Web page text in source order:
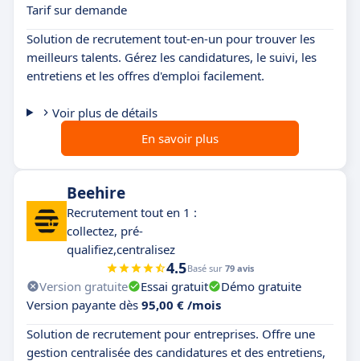
Tarif sur demande
Solution de recrutement tout-en-un pour trouver les
meilleurs talents. Gérez les candidatures, le suivi, les
entretiens et les offres d'emploi facilement.
Voir plus de détails
En savoir plus
Beehire
Recrutement tout en 1 :
collectez, pré-
qualifiez,centralisez
4.5Basé sur 79 avis
Version gratuite Essai gratuit
Démo gratuite
Version payante dès 95,00 € /mois
Solution de recrutement pour entreprises. Offre une
gestion centralisée des candidatures et des entretiens,